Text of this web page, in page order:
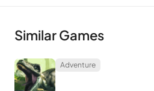
Similar Games
Adventure